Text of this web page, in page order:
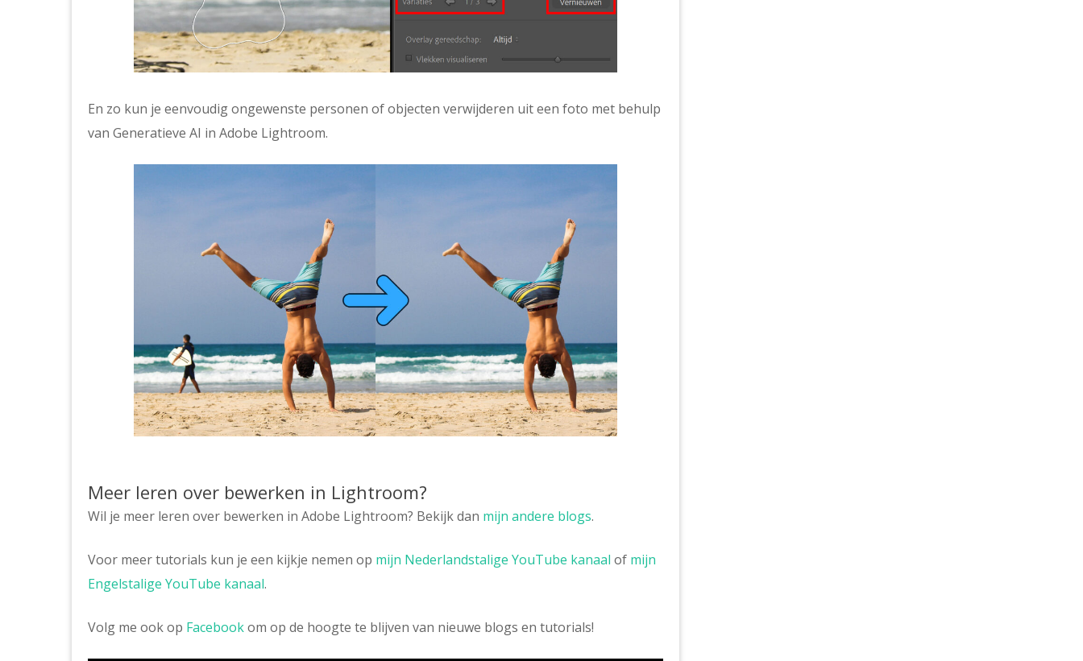
En zo kun je eenvoudig ongewenste personen of objecten verwijderen uit een foto met behulp
van Generatieve AI in Adobe Lightroom.
Meer leren over bewerken in Lightroom?
Wil je meer leren over bewerken in Adobe Lightroom? Bekijk dan mijn andere blogs.
Voor meer tutorials kun je een kijkje nemen op mijn Nederlandstalige YouTube kanaal of mijn
Engelstalige YouTube kanaal.
Volg me ook op Facebookom op de hoogte te blijven van nieuwe blogs en tutorials!